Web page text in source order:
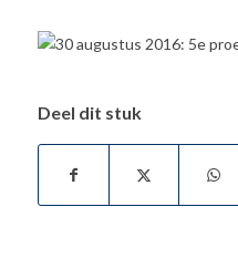
Deel dit stuk